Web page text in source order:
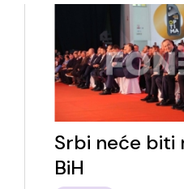
Srbi neće biti
BiH